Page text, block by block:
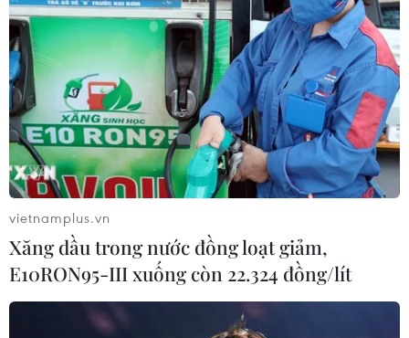
Thủ tướng Israel Netanyahu được chỉ
định thành lập chính phủ mới
18/04/2019 00:21
Tổng thống Israel Reuven Rivlin đã chính thức chỉ định
Thủ tướng Benjamin Netanyahu đứng ra thành lập chính
phủ liên minh mới sau cuộc bầu cử Quốc hội (Knesset)
lần thứ 21 vừa qua.
vietnamplus.vn
Xăng dầu trong nước đồng loạt giảm,
E10RON95-III xuống còn 22.324 đồng/lít